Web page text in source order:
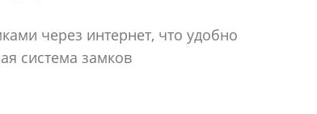
через интернет, что удобно
система замков